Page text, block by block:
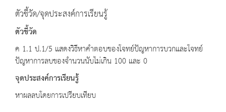
ตัวชี้วัด/จุดประสงค์การเรียนรู้
ตัวชี้วัด
ค 1.1 ป.1/5 แสดงวิธีหาคำตอบของโจทย์ปัญหาการบวกและโจทย์
ปัญหาการลบของจำนวนนับไม่เกิน 100 และ 0
จุดประสงค์การเรียนรู้
หาผลลบโดยการเปรียบเทียบ